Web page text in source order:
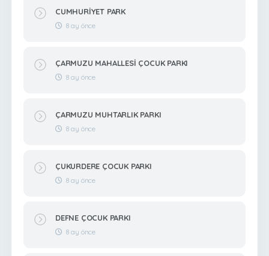
CUMHURİYET PARK
8 ay önce
ÇARMUZU MAHALLESİ ÇOCUK PARKI
8 ay önce
ÇARMUZU MUHTARLIK PARKI
8 ay önce
ÇUKURDERE ÇOCUK PARKI
8 ay önce
DEFNE ÇOCUK PARKI
8 ay önce